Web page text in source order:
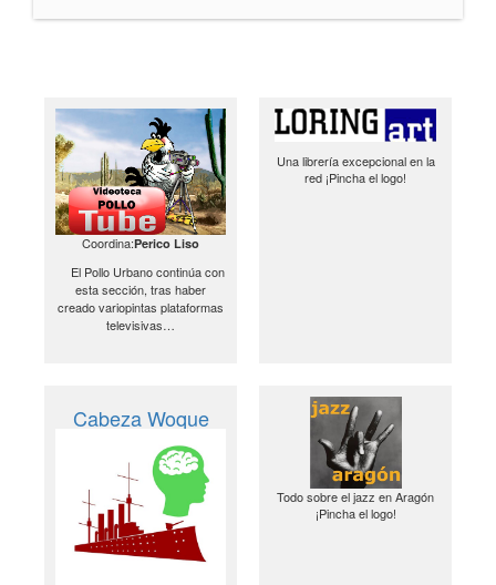
Coordina:Perico Liso
El Pollo Urbano continúa con
esta sección, tras haber
creado variopintas plataformas
televisivas…
Una librería excepcional en la
red ¡Pincha el logo!
Cabeza Woque
Todo sobre el jazz en Aragón
¡Pincha el logo!